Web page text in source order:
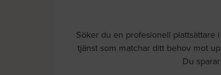
Söker du en profesionell plattsättare
tjänst som matchar ditt behov mot
Du